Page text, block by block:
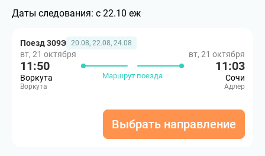
Даты следования: с 22.10 еж
Поезд 309Э 20.08, 22.08, 24.08
вт, 21 октября
11:50
Воркута
Воркута
Маршрут поезда
вт, 21 октября
11:03
Сочи
Адлер
Выбрать направление